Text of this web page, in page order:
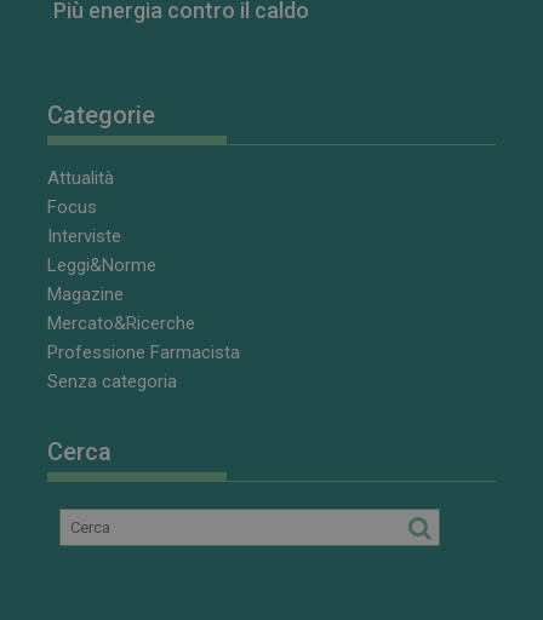
Più energia contro il caldo
Categorie
Attualità
Focus
Interviste
Leggi&Norme
Magazine
Mercato&Ricerche
Professione Farmacista
Senza categoria
Cerca
_ga